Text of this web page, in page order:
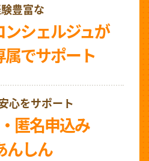
豊富な
ンシェルジュが
属でサポート
心をサポート
匿名申込み
んしん